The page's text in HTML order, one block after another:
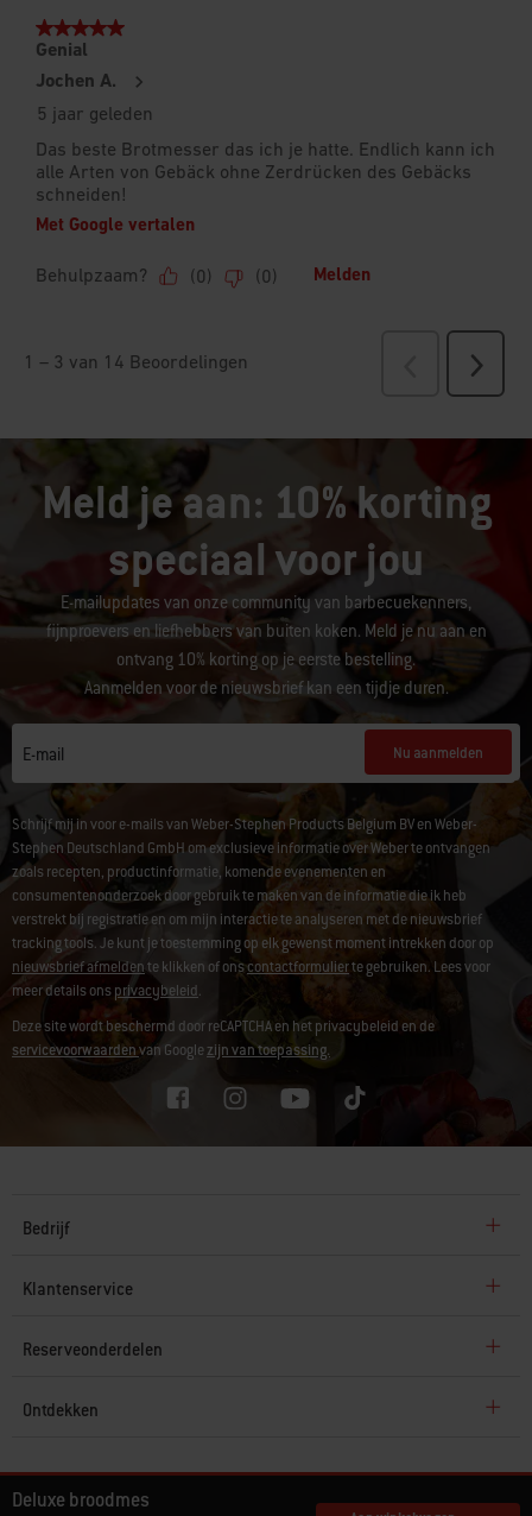
Deluxe broodmes
Meld je aan: 10% korting
speciaal voor jou
E-mailupdates van onze community van barbecuekenners,
fijnproevers en liefhebbers van buiten koken. Meld je nu aan en
ontvang 10% korting op je eerste bestelling.
Aanmelden voor de nieuwsbrief kan een tijdje duren.
E-mail Nu aanmelden
Schrijf mij in voor e-mails van Weber-Stephen Products Belgium BV en Weber-
Stephen Deutschland GmbH om exclusieve informatie over Weber te ontvangen
zoals recepten, productinformatie, komende evenementen en
consumentenonderzoek door gebruik te maken van de informatie die ik heb
verstrekt bij registratie en om mijn interactie te analyseren met de nieuwsbrief
tracking tools. Je kunt je toestemming op elk gewenst moment intrekken door op
nieuwsbrief afmeldente klikken of onscontactformulierte gebruiken. Lees voor
meer details onsprivacybeleid.
Deze site wordt beschermd door reCAPTCHA en het privacybeleid en de
servicevoorwaardenvan Googlezijn van toepassing.
Bedrijf
Klantenservice
Reserveonderdelen
Ontdekken
© 2026 Weber. Alle rechten voorbehouden.